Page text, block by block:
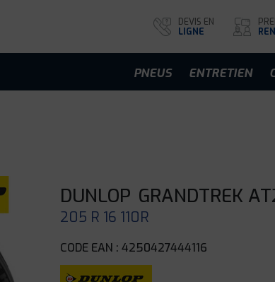
DEVIS EN
LIGNE
PNEUS ENTRETIEN
DUNLOP GRANDTREK
205 R 16 110R
CODE EAN : 4250427444116